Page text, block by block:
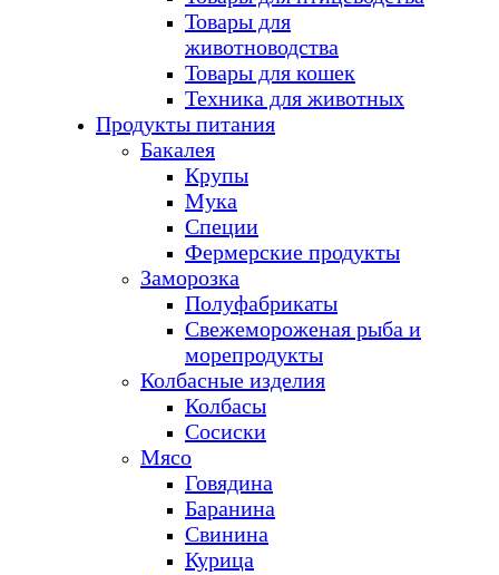
Товары для
животноводства
Товары для кошек
Техника для животных
Продукты питания
Бакалея
Крупы
Мука
Специи
Фермерские продукты
Заморозка
Полуфабрикаты
Свежемороженая рыба и
морепродукты
Колбасные изделия
Колбасы
Сосиски
Мясо
Говядина
Баранина
Свинина
Курица